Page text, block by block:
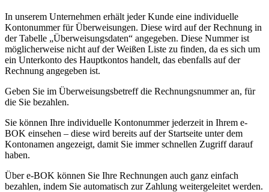
In unserem Unternehmen erhält jeder Kunde eine individuelle
Kontonummer für Überweisungen. Diese wird auf der Rechnung in
der Tabelle „Überweisungsdaten“ angegeben. Diese Nummer ist
möglicherweise nicht auf der Weißen Liste zu finden, da es sich um
ein Unterkonto des Hauptkontos handelt, das ebenfalls auf der
Rechnung angegeben ist.
Geben Sie im Überweisungsbetreff die Rechnungsnummer an, für
die Sie bezahlen.
Sie können Ihre individuelle Kontonummer jederzeit in Ihrem e-
BOK einsehen – diese wird bereits auf der Startseite unter dem
Kontonamen angezeigt, damit Sie immer schnellen Zugriff darauf
haben.
Über e-BOK können Sie Ihre Rechnungen auch ganz einfach
bezahlen, indem Sie automatisch zur Zahlung weitergeleitet werden.